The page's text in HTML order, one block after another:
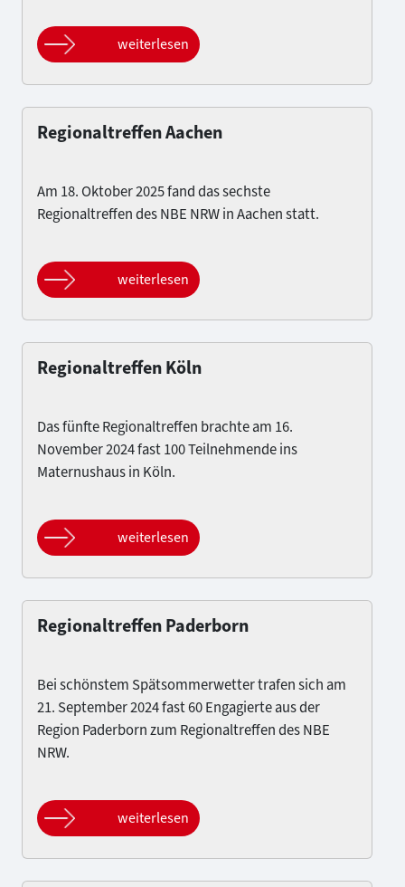
weiterlesen
Regionaltreffen Aachen
Am 18. Oktober 2025 fand das sechste
Regionaltreffen des NBE NRW in Aachen statt.
weiterlesen
Regionaltreffen Köln
Das fünfte Regionaltreffen brachte am 16.
November 2024 fast 100 Teilnehmende ins
Maternushaus in Köln.
weiterlesen
Regionaltreffen Paderborn
Bei schönstem Spätsommerwetter trafen sich am
21. September 2024 fast 60 Engagierte aus der
Region Paderborn zum Regionaltreffen des NBE
NRW.
weiterlesen